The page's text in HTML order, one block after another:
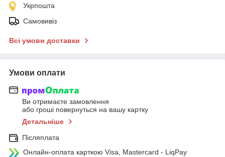
Укрпошта
Самовивіз
Всі умови доставки
Умови оплати
Ви отримаєте замовлення
або гроші повернуться на вашу картку
Детальніше
Післяплата
Онлайн-оплата карткою Visa, Mastercard - LiqPay